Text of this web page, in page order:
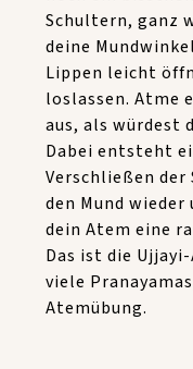
Schultern, ganz
deine
Lippen leicht
loslassen. Atme
aus, als würdest
Dabei entsteht
Verschließen
den Mund
dein Atem eine
Das ist die
viele
Atemübung.